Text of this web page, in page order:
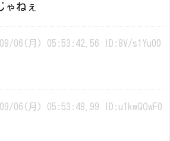
ゃねぇ
06(月) 05:53:42.56 ID:8V/s1Yu00
06(月) 05:53:48.99 ID:u1kwQOwF0